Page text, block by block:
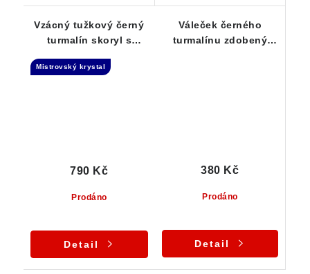
Vzácný tužkový černý
turmalín skoryl s
hůlka
Mistrovský krystal
Prodáno
790 Kč
Detail
Váleček černého
turmalínu zdobený
Prodáno
380 Kč
Detail